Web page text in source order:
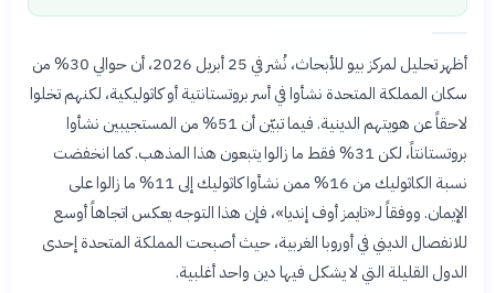
أظهر تحليل لمركز بيو للأبحاث، نُشر في 25 أبريل 2026، أن حوالي 30% من
سكان المملكة المتحدة نشأوا في أسر بروتستانتية أو كاثوليكية، لكنهم تخلوا
لاحقاً عن هويتهم الدينية. فيما تبيّن أن 51% من المستجيبين نشأوا
بروتستانتاً، لكن 31% فقط ما زالوا يتبعون هذا المذهب. كما انخفضت
نسبة الكاثوليك من 16% ممن نشأوا كاثوليك إلى 11% ما زالوا على
الإيمان. ووفقاً لـ«تايمز أوف إنديا»، فإن هذا التوجه يعكس اتجاهاً أوسع
للانفصال الديني في أوروبا الغربية، حيث أصبحت المملكة المتحدة إحدى
الدول القليلة التي لا يشكل فيها دين واحد أغلبية.